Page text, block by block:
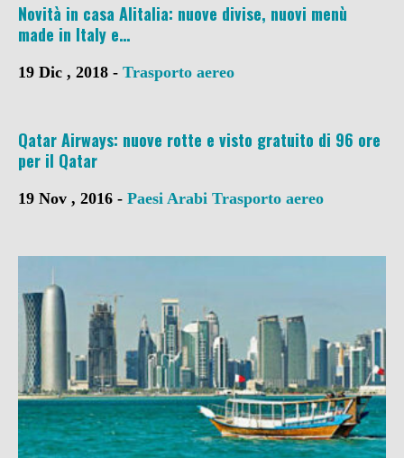
Novità in casa Alitalia: nuove divise, nuovi menù
made in Italy e…
19 Dic , 2018 - Trasporto aereo
Qatar Airways: nuove rotte e visto gratuito di 96 ore
per il Qatar
19 Nov , 2016 - Paesi Arabi Trasporto aereo